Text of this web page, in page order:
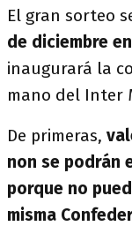
El gran sorteo
de diciembre
inaugurará la
mano del Inter
De primeras,
non se podrán
porque no
misma